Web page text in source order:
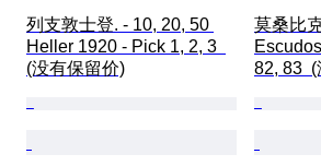
列支敦士登. - 10, 20, 50
Heller 1920 - Pick 1, 2, 3
(没有保留价)
莫桑比
82, 83